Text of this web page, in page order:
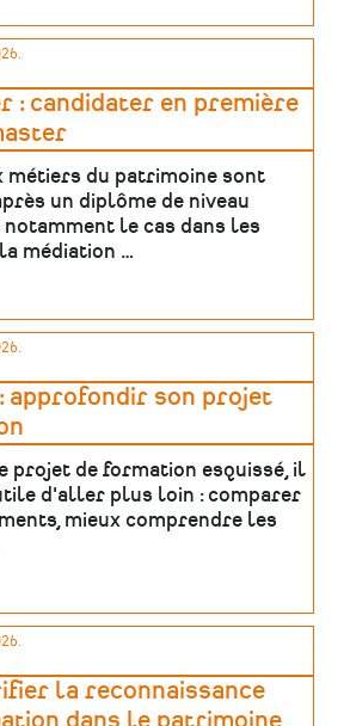
: candidater en première
métiers du patrimoine sont
un diplôme de niveau
notamment le cas dans les
médiation …
approfondir son projet
projet de formation esquissé, il
d'aller plus loin : comparer
mieux comprendre les
la reconnaissance